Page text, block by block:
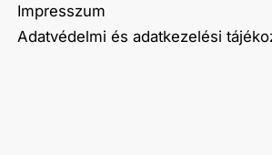
Impresszum
Adatvédelmi és adatkezelési